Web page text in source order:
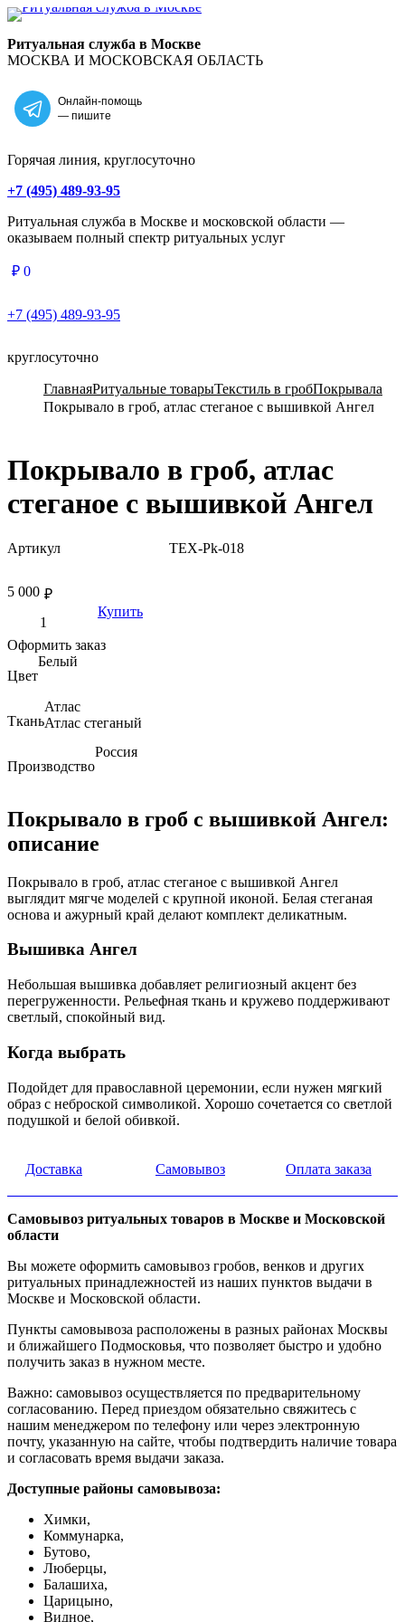
Главная
Ритуальная служба в Москве
МОСКВА И МОСКОВСКАЯ ОБЛАСТЬ
Онлайн-помощь
— пишите
Горячая линия, круглосуточно
+7 (495) 489-93-95
Ритуальная служба в Москве и московской области —
оказываем полный спектр ритуальных услуг
₽ 0
+7 (495) 489-93-95
круглосуточно
ГлавнаяРитуальные товарыТекстиль в гробПокрывала
Покрывало в гроб, атлас стеганое с вышивкой Ангел
Покрывало в гроб, атлас
стеганое с вышивкой Ангел
Артикул TEX-Pk-018
₽
5 000
Купить
Оформить заказ
Цвет
Белый
Ткань
Атлас
Атлас стеганый
Производство
Россия
Покрывало в гроб с вышивкой Ангел:
описание
Покрывало в гроб, атлас стеганое с вышивкой Ангел
выглядит мягче моделей с крупной иконой. Белая стеганая
основа и ажурный край делают комплект деликатным.
Вышивка Ангел
Небольшая вышивка добавляет религиозный акцент без
перегруженности. Рельефная ткань и кружево поддерживают
светлый, спокойный вид.
Когда выбрать
Подойдет для православной церемонии, если нужен мягкий
образ с неброской символикой. Хорошо сочетается со светлой
подушкой и белой обивкой.
Доставка Самовывоз Оплата заказа
Самовывоз ритуальных товаров в Москве и Московской
области
Вы можете оформить самовывоз гробов, венков и других
ритуальных принадлежностей из наших пунктов выдачи в
Москве и Московской области.
Пункты самовывоза расположены в разных районах Москвы
и ближайшего Подмосковья, что позволяет быстро и удобно
получить заказ в нужном месте.
Важно: самовывоз осуществляется по предварительному
согласованию. Перед приездом обязательно свяжитесь с
нашим менеджером по телефону или через электронную
почту, указанную на сайте, чтобы подтвердить наличие товара
и согласовать время выдачи заказа.
Доступные районы самовывоза:
Химки,
Коммунарка,
Бутово,
Люберцы,
Балашиха,
Царицыно,
Видное,